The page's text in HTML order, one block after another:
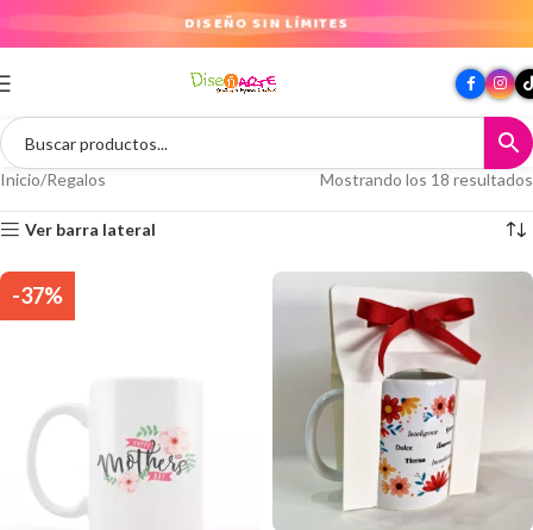
DISEÑO SIN LÍMITES
Inicio Regalos Mostrando los 18 resultados
Ver barra lateral
-37%